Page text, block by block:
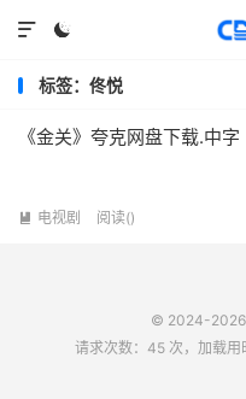


标签：佟悦
《金关》夸克网盘下载.中字
 电视剧 阅读()
© 2024-2026
请求次数：45 次，加载